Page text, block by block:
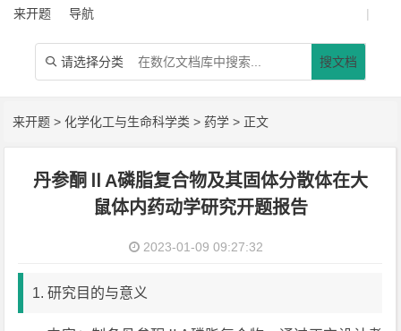
来开题 导航 |
 请选择分类 搜文档
来开题 >化学化工与生命科学类 > 药学 > 正文
丹参酮ⅡA磷脂复合物及其固体分散体在大
鼠体内药动学研究开题报告
2023-01-09 09:27:32
1. 研究目的与意义